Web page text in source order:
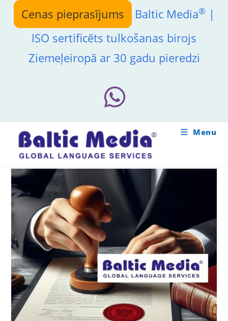
content
Cenas pieprasījums Baltic Media®|
ISO sertificēts tulkošanas birojs
Ziemeļeiropā ar 30 gadu pieredzi
Menu